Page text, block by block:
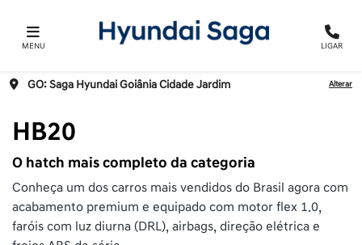
MENU LIGAR
GO: Saga Hyundai Goiânia Cidade Jardim Alterar
HB20
O hatch mais completo da categoria
Conheça um dos carros mais vendidos do Brasil agora com
acabamento premium e equipado com motor flex 1.0,
faróis com luz diurna (DRL), airbags, direção elétrica e